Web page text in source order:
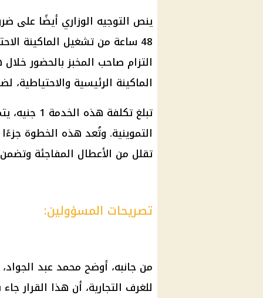
ينص التوجيه الوزاري أيضًا على
48 ساعة من تشغيل الماكينة
التزام صاحب المخبز بالحضور
الماكينة الرئيسية
تبلغ
التموينية. وتُعد هذه الخطوة
تقلل من الأعطال المفاجئة
تصريحات المسؤولين:
من جانبه، أوضح محمد عبد الجواد،
للغرف التجارية، أن هذا القرار